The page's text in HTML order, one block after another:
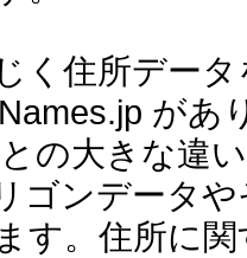
く住所デー
があ
の大きな違
ゴンデータ
す。住所に